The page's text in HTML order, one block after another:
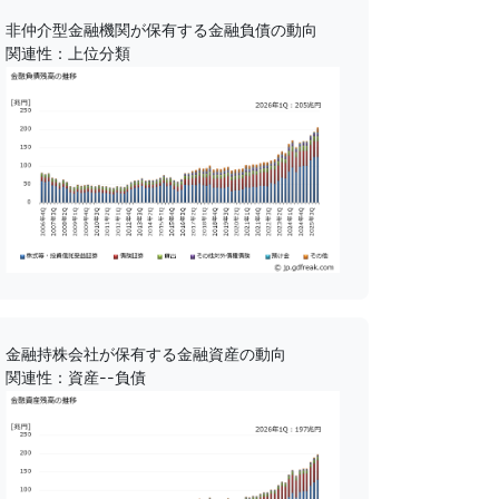
非仲介型金融機関が保有する金融負債の動向
関連性：上位分類
金融持株会社が保有する金融資産の動向
関連性：資産--負債